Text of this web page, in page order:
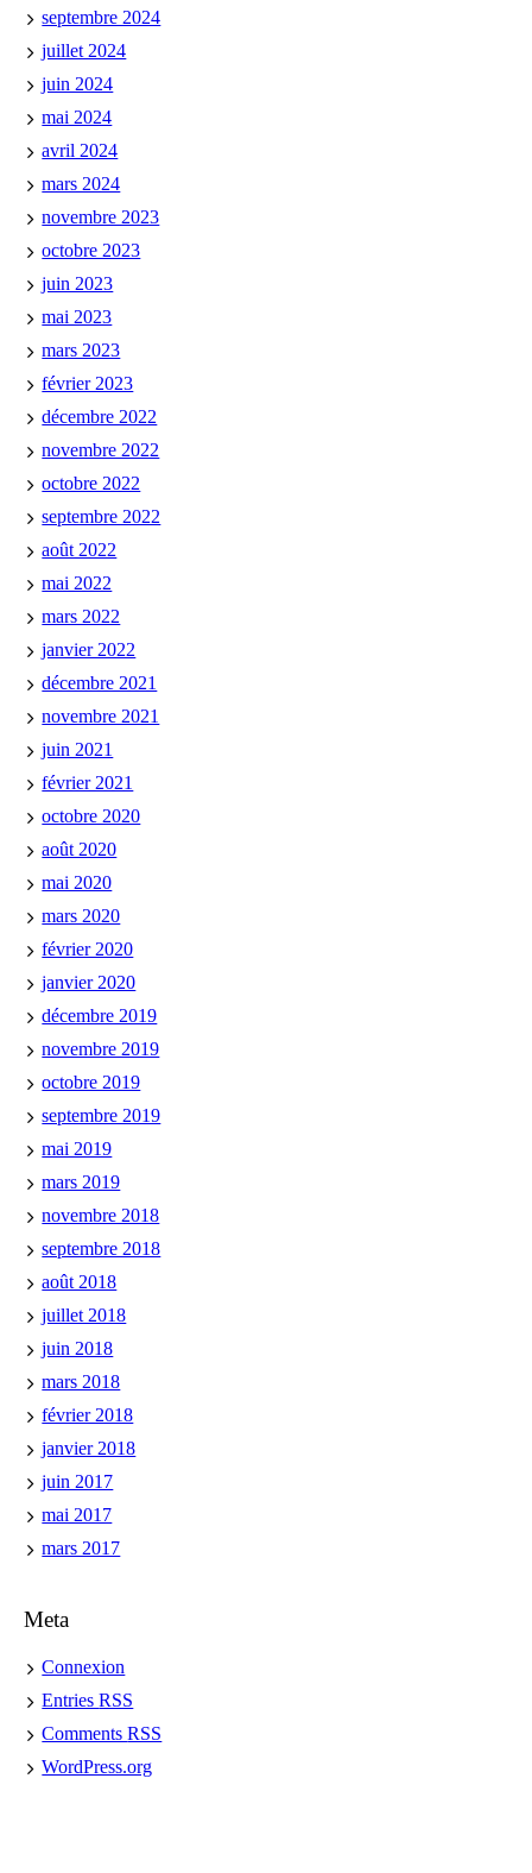
septembre 2024
juillet 2024
juin 2024
mai 2024
avril 2024
mars 2024
novembre 2023
octobre 2023
juin 2023
mai 2023
mars 2023
février 2023
décembre 2022
novembre 2022
octobre 2022
septembre 2022
août 2022
mai 2022
mars 2022
janvier 2022
décembre 2021
novembre 2021
juin 2021
février 2021
octobre 2020
août 2020
mai 2020
mars 2020
février 2020
janvier 2020
décembre 2019
novembre 2019
octobre 2019
septembre 2019
mai 2019
mars 2019
novembre 2018
septembre 2018
août 2018
juillet 2018
juin 2018
mars 2018
février 2018
janvier 2018
juin 2017
mai 2017
mars 2017
Meta
Connexion
EntriesRSS
CommentsRSS
WordPress.org